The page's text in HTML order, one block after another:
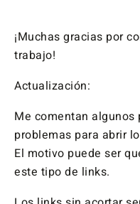
¡Muchas gracias por
trabajo!
Actualización:
Me comentan
problemas para abrir
El motivo puede ser
este tipo de links.